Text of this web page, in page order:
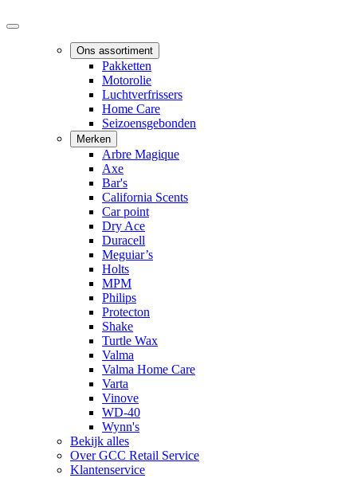
Ons assortiment
Pakketten
Motorolie
Luchtverfrissers
Home Care
Seizoensgebonden
Merken
Arbre Magique
Axe
Bar's
California Scents
Car point
Dry Ace
Duracell
Meguiar’s
Holts
MPM
Philips
Protecton
Shake
Turtle Wax
Valma
Valma Home Care
Varta
Vinove
WD-40
Wynn's
Bekijk alles
Over GCC Retail Service
Klantenservice